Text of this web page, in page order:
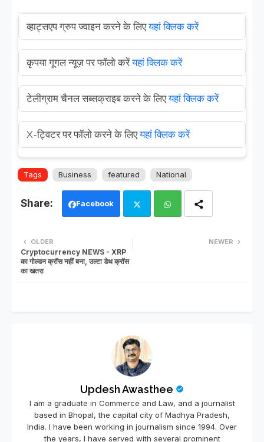
व्हाट्सएप ग्रुप ज्वाइन करने के लिएयहां क्लिक करें
कृपया गूगल न्यूज़ पर फॉलो करेंयहां क्लिक करें
टेलीग्राम चैनल सब्सक्राइब करने के लिएयहां क्लिक करें
X-ट्विटर पर फॉलो करने के लिएयहां क्लिक करें
Tags Business featured National
Facebook
NEWER
OLDER
Cryptocurrency NEWS - XRP
का गोल्डन क्रॉस नहीं बना, उल्टा डेथ क्रॉस
का खतरा
Updesh Awasthee
I am a graduate in Commerce and Law, and a journalist
based in Bhopal, the capital city of Madhya Pradesh,
India. I have been working in journalism since 1994. Over
the years, I have served with several prominent